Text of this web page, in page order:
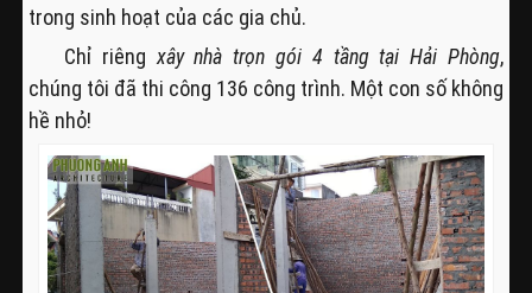
trong sinh hoạt của các gia chủ.
Chỉ riêng xây nhà trọn gói 4 tầng tại Hải Phòng,
chúng tôi đã thi công 136 công trình. Một con số không
hề nhỏ!